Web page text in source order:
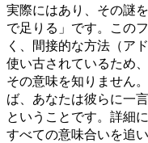
実際にはあり、その謎
で足りる」です。この
く、間接的な方法（ア
使い古されているため
その意味を知りません
ば、あなたは彼らに一
ということです。詳細
すべての意味合いを追